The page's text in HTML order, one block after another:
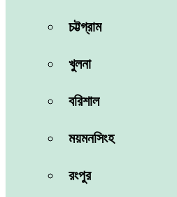
চট্টগ্রাম
খুলনা
বরিশাল
ময়মনসিংহ
রংপুর